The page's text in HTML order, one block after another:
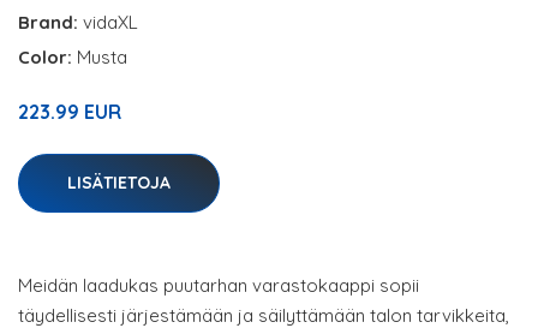
Brand: vidaXL
Color: Musta
223.99 EUR
LISÄTIETOJA
Meidän laadukas puutarhan varastokaappi sopii
täydellisesti järjestämään ja säilyttämään talon tarvikkeita,